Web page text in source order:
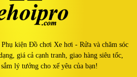
kiện Đồ chơi Xe hơi - Rửa và chăm sóc
giá cả cạnh tranh, giao hàng siêu tốc,
lý tưởng cho xế yêu của bạn!